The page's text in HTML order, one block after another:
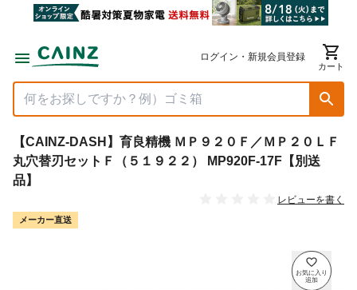
ログイン・新規会員登録
カート
【CAINZ-DASH】育良精機 ＭＰ９２０Ｆ／ＭＰ２０ＬＦ
丸穴替刃セットＦ（５１９２２） MP920F-17F【別送
品】
レビューを書く
メーカー直送